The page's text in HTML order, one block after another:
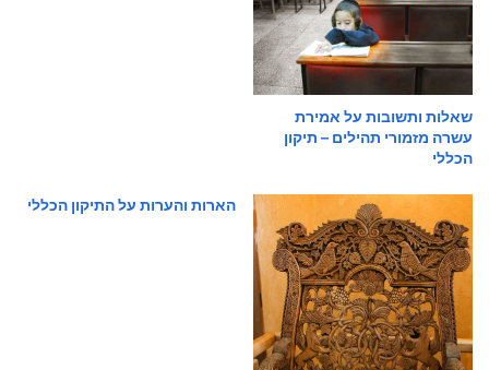
שאלות ותשובות על אמירת
עשרה מזמורי תהילים – תיקון
הכללי
הארות והערות על התיקון הכללי